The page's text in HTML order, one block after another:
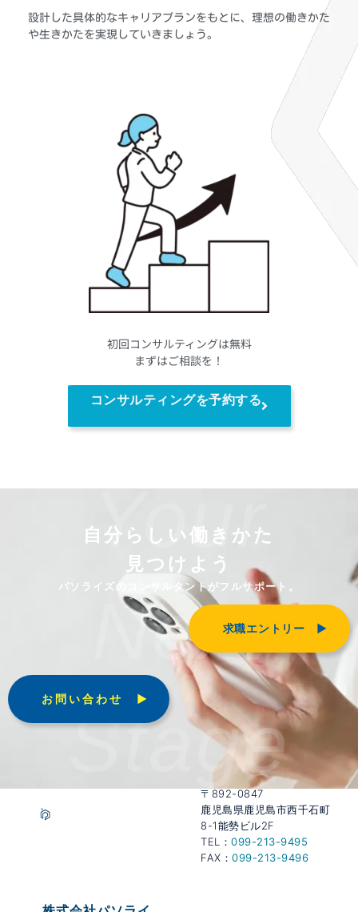
設計した具体的なキャリアプランをもとに、理想の働きかた
や生きかたを実現していきましょう。
初回コンサルティングは無料
まずはご相談を！
コンサルティングを予約する
Your
Next
Stage
自分らしい働きかた
見つけよう
パソライズのコンサルタントがフルサポート。
求職エントリー ▶︎
お問い合わせ ▶︎
〒892-0847
鹿児島県鹿児島市西千石町
8-1能勢ビル2F
TEL：099-213-9495
FAX：099-213-9496